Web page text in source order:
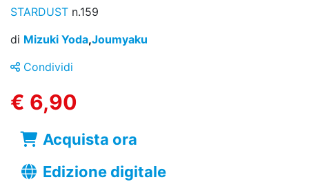
STARDUST n.159
di Mizuki Yoda,Joumyaku
Condividi
€ 6,90
Acquista ora
Edizione digitale